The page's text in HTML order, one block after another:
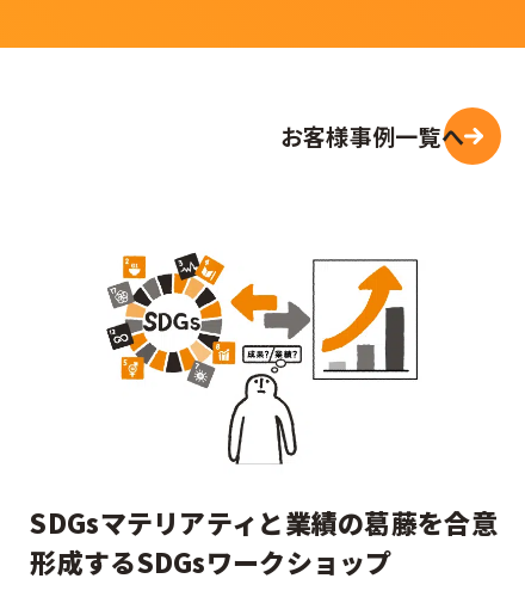
お客様事例一覧へ
SDGsマテリアティと業績の葛藤を合意
形成するSDGsワークショップ